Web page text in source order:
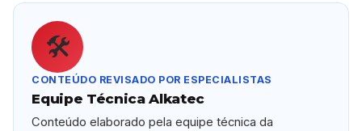
🛠️
CONTEÚDO REVISADO POR ESPECIALISTAS
Equipe Técnica Alkatec
Conteúdo elaborado pela equipe técnica da